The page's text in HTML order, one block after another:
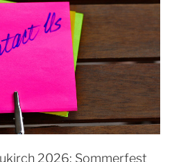
2026: Sommerfest